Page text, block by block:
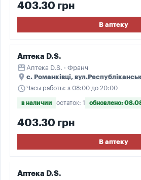
403.30 грн
В аптеку
Аптека D.S.
storefront Аптека D.S. · Франч
place с. Романківці,
scheduleЧасы работы: з 08:00 до 20:00
в наличии остаток: 1 обновлено:
403.30 грн
В аптеку
Аптека D.S.